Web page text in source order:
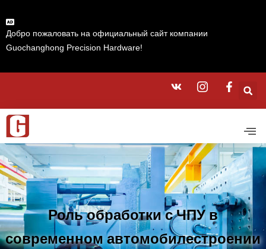
Добро пожаловать на официальный сайт компании
Guochanghong Precision Hardware!
Роль обработки с ЧПУ в
современном автомобилестроении